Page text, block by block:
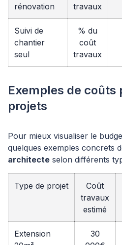
rénovation
travaux
Suivi de
chantier
seul
% du
coût
travaux
Exemples de coûts
projets
Pour mieux visualiser le
quelques exemples concrets
architecte selon différents
Type de projet
Coût
travaux
estimé
Extension
30